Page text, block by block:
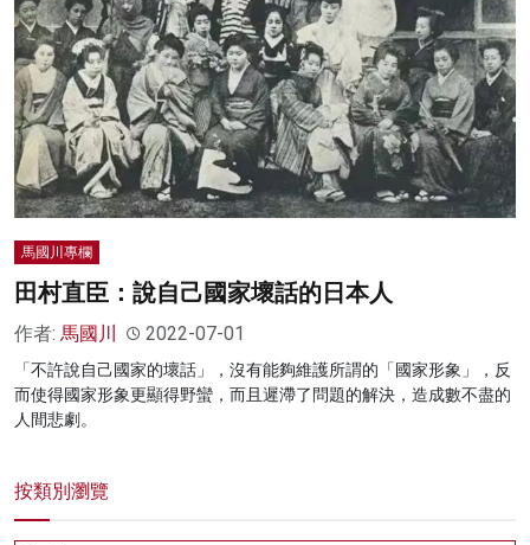
影片
名家榜
灼見活動
關於我們
馬國川專欄
田村直臣：說自己國家壞話的日本人
作者: 馬國川 2022-07-01
「不許說自己國家的壞話」，沒有能夠維護所謂的「國家形象」，反
而使得國家形象更顯得野蠻，而且遲滯了問題的解決，造成數不盡的
人間悲劇。
按類別瀏覽